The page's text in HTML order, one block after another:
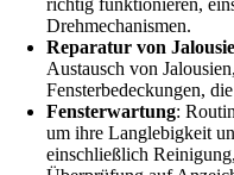
richtig funktionieren,
Drehmechanismen.
Reparatur von
Austausch von
Fensterbedeckungen,
Fensterwartung:
um ihre Langlebigkeit
einschließlich